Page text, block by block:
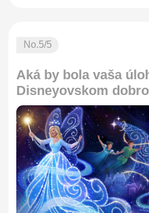
No.5/5
Aká by bola vaša
Disneyovskom